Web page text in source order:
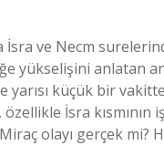
İsra ve Necm
yükselişini anlatan
yarısı küçük bir
İsra
olayı gerçek mi?